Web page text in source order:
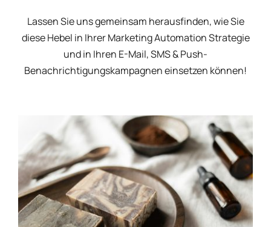
Lassen Sie uns gemeinsam herausfinden, wie Sie
diese Hebel in Ihrer Marketing Automation Strategie
und in Ihren E-Mail, SMS & Push-
Benachrichtigungskampagnen einsetzen können!